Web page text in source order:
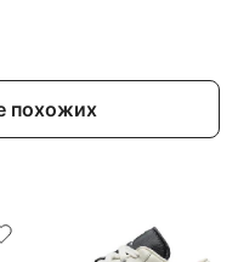
похожих